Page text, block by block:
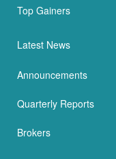
Top Gainers
Latest News
Announcements
Quarterly Reports
Brokers